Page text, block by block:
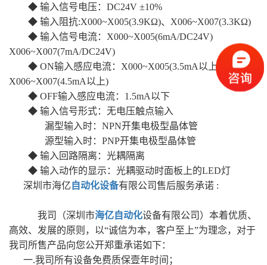
◆ 输入信号电压：DC24V ±10%
◆ 输入阻抗:X000~X005(3.9KΩ)、X006~X007(3.3KΩ)
◆ 输入信号电流：X000~X005(6mA/DC24V)
X006~X007(7mA/DC24V)
◆ ON输入感应电流：X000~X005(3.5mA以上)
X006~X007(4.5mA以上)
◆ OFF输入感应电流：1.5mA以下
◆ 输入信号形式：无电压触点输入
漏型输入时：NPN开集电极型晶体管
源型输入时：PNP开集电极型晶体管
◆ 输入回路隔离：光耦隔离
◆ 输入动作的显示：光耦驱动时面板上的LED灯
深圳市海亿 自动化设备有限公司售后服务承诺 :
我司（深圳市海亿自动化设备有限公司）本着优质、
高效、发展的原则，以“诚信为本，客户至上”为理念，对于
我司所售产品向您公开郑重承诺如下：
一.我司所有设备免费质保壹年时间；